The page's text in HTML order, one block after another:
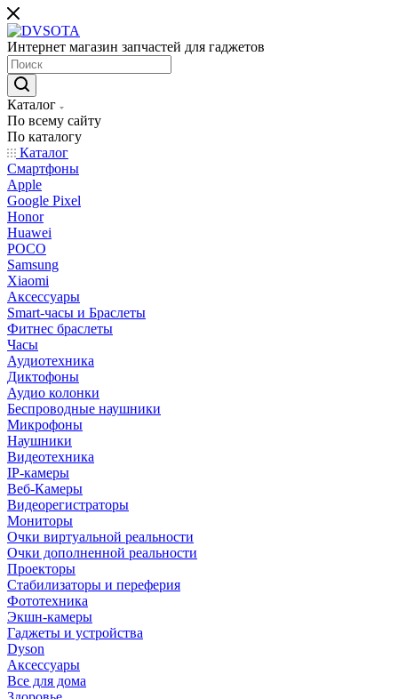
Интернет магазин запчастей для гаджетов
Каталог
По всему сайту
По каталогу
Каталог
Смартфоны
Apple
Google Pixel
Honor
Huawei
POCO
Samsung
Xiaomi
Аксессуары
Smart-часы и Браслеты
Фитнес браслеты
Часы
Аудиотехника
Диктофоны
Аудио колонки
Беспроводные наушники
Микрофоны
Наушники
Видеотехника
IP-камеры
Веб-Камеры
Видеорегистраторы
Мониторы
Очки виртуальной реальности
Очки дополненной реальности
Проекторы
Стабилизаторы и переферия
Фототехника
Экшн-камеры
Гаджеты и устройства
Dyson
Аксессуары
Все для дома